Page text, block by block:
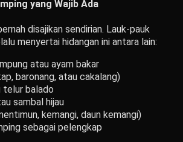
yang Wajib Ada
disajikan sendirian. Lauk-pauk
menyertai hidangan ini antara lain:
atau ayam bakar
baronang, atau cakalang)
telur balado
sambal hijau
kemangi, daun kemangi)
sebagai pelengkap